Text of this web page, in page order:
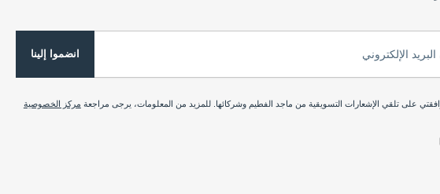
الإلكتروني انضموا إلينا
على تلقي الإشعارات التسويقية من ماجد الفطيم وشركائها. للمزيد من المعلومات، يرجى مراجعة مركز الخصوصية